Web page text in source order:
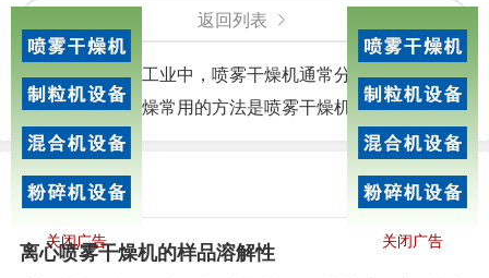
返回列表
上一篇：在制药工业中，喷雾干燥机通常分为两部分
下一篇：液体干燥常用的方法是喷雾干燥机
相关文章
离心喷雾干燥机的样品溶解性
关闭广告 关闭广告